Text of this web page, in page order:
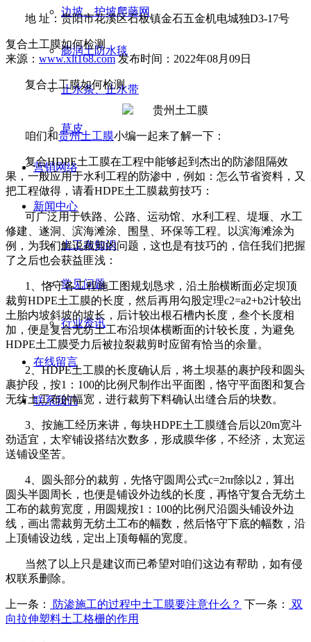
边坡、护坡爬藤网
膨润土防水毯
止水条、止水带
草皮
营销网络
新闻中心
土工布知识
常见问题
行业资讯
在线留言
联系我们
地 址：贵阳市花溪区石板镇金石五金机电城独D3-17号
复合土工膜如何检测
来源： www.xlt168.com发布时间：2022年08月09日
复合土工膜如何检测
咱们和贵州土工膜小编一起来了解一下：
复合HDPE土工膜在工程中能够起到杰出的防渗阻隔效
果，一般应用于水利工程的防渗中，例如：怎么节省资料，又
把工程做得，请看HDPE土工膜裁剪技巧：
可广泛用于铁路、公路、运动馆、水利工程、堤堰、水工
修建、遂洞、滨海滩涂、围垦、环保等工程。以滨海滩涂为
例，为我们解说裁剪的问题，这也是有技巧的，信任我们把握
了之后也会获益匪浅：
1
、恪守各工程施工图规划恳求，沿土胎横断面必定坝顶
裁剪HDPE土工膜的长度，然后再用勾股定理c2=a2+b2计较出
土胎内坡斜坡的坡长，后计较出根石槽内长度，叁个长度相
加，便是复合无纺土工布沿坝体横断面的计较长度，为避免
HDPE土工膜受力后被拉裂裁剪时应留有恰当的余量。
2 、HDPE土工膜的长度确认后，将土坝基的裹护段和圆头
裹护段，按1 ： 100的比例尺制作出平面图，恪守平面图和复合
无纺土工布的幅宽，进行裁剪下料确认出缝合后的块数。
3 、按施工经历来讲，每块HDPE土工膜缝合后以20m宽斗
劲适宜，太窄铺设搭结次数多，形成膜华侈，不经济，太宽运
送铺设坚苦。
4 、圆头部分的裁剪，先恪守圆周公式c=2πr除以2 ，算出
圆头半圆周长，也便是铺设外边线的长度，再恪守复合无纺土
工布的裁剪宽度，用圆规按1 ： 100的比例尺沿圆头铺设外边
线，画出需裁剪无纺土工布的幅数，然后恪守下底的幅数，沿
上顶铺设边线，定出上顶每幅的宽度。
当然了以上只是建议而已希望对咱们这边有帮助，如有侵
权联系删除。
上一条： 防渗施工的过程中土工膜要注意什么？ 下一条：
双
向拉伸塑料土工格栅的作用